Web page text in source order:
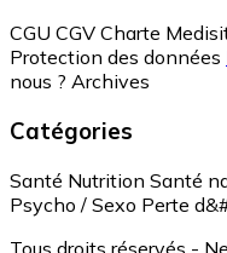
CGU CGV Charte
Protection des données
nous ? Archives
Catégories
Santé Nutrition Santé
Psycho / Sexo Perte
Tous droits réservés -